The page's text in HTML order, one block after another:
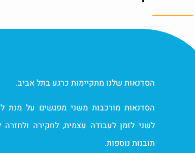
הסדנאות שלנו מתקיימות כרגע בתל אביב.
הסדנאות מורכבות משני מפגשים על מנת
לשני לזמן לעבודה עצמית, לחקירה
תובנות נוספות.